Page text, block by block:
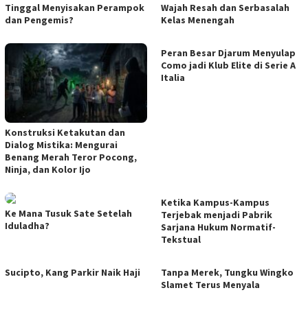
Tinggal Menyisakan Perampok
dan Pengemis?
Wajah Resah dan Serbasalah
Kelas Menengah
Konstruksi Ketakutan dan
Dialog Mistika: Mengurai
Benang Merah Teror Pocong,
Ninja, dan Kolor Ijo
Peran Besar Djarum Menyulap
Como jadi Klub Elite di Serie A
Italia
Ke Mana Tusuk Sate Setelah
Iduladha?
Ketika Kampus-Kampus
Terjebak menjadi Pabrik
Sarjana Hukum Normatif-
Tekstual
Sucipto, Kang Parkir Naik Haji
Tanpa Merek, Tungku Wingko
Slamet Terus Menyala